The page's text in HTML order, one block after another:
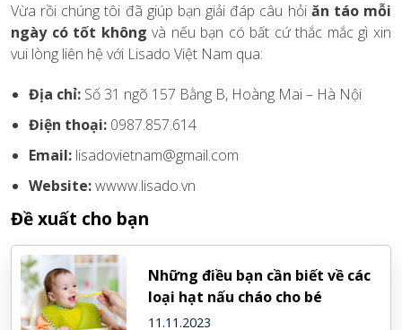
Vừa rồi chúng tôi đã giúp bạn giải đáp câu hỏi ăn táo mỗi
ngày có tốt không và nếu bạn có bất cứ thắc mắc gì xin
vui lòng liên hệ với Lisado Việt Nam qua:
Địa chỉ: Số 31 ngõ 157 Bằng B, Hoàng Mai – Hà Nội
Điện thoại: 0987.857.614
Email: lisadovietnam@gmail.com
Website:wwww.lisado.vn
Đề xuất cho bạn
Những điều bạn cần biết về các
loại hạt nấu cháo cho bé
11.11.2023